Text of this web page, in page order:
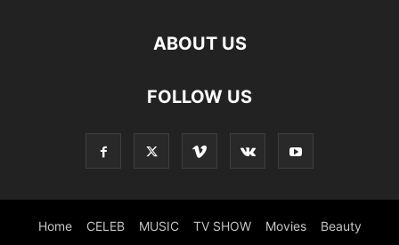
ABOUT US
FOLLOW US
Home CELEB MUSIC TV SHOW Movies Beauty